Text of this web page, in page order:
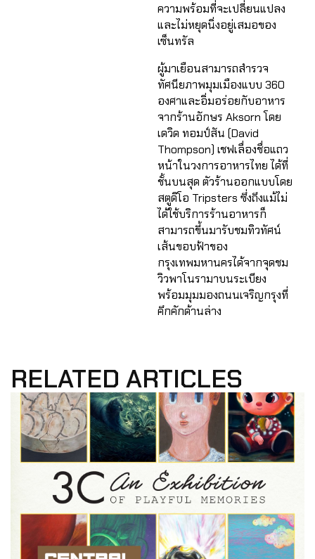
ความพร้อมที่จะเปลี่ยนแปลง
และไม่หยุดนิ่งอยู่เสมอของ
เซ็นทรัล
ผู้มาเยือนสามารถสำรวจ
ทัศนียภาพมุมเมืองแบบ 360
องศาและอิ่มอร่อยกับอาหาร
จากร้านอักษร Aksorn โดย
เดวิด ทอมป์สัน (David
Thompson) เชฟเลื่องชื่อแถว
หน้าในวงการอาหารไทย ได้ที่
ชั้นบนสุด ตัวร้านออกแบบโดย
สตูดิโอ Tripsters ซึ่งถึงแม้ไม่
ได้ใช้บริการร้านอาหารก็
สามารถขึ้นมารับชมทิวทัศน์
เส้นขอบฟ้าของ
กรุงเทพมหานครได้จากจุดชม
วิวพาโนรามาบนระเบียง
พร้อมมุมมองถนนเจริญกรุงที่
คึกคักด้านล่าง
RELATED ARTICLES